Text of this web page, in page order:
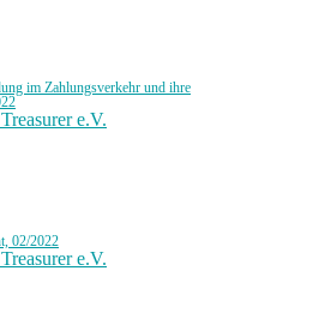
im Zahlungsverkehr und ihre
e.V.
02/2022
e.V.